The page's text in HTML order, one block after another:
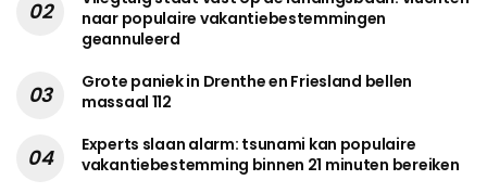
naar populaire vakantiebestemmingen
geannuleerd
Grote paniek in Drenthe en Friesland bellen
massaal 112
Experts slaan alarm: tsunami kan populaire
vakantiebestemming binnen 21 minuten bereiken